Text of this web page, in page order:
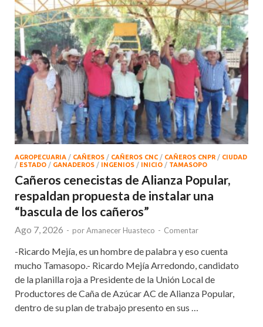
AGROPECUARIA / CAÑEROS / CAÑEROS CNC / CAÑEROS CNPR / CIUDAD
/ ESTADO / GANADEROS / INGENIOS / INICIO / TAMASOPO
Cañeros cenecistas de Alianza Popular,
respaldan propuesta de instalar una
“bascula de los cañeros”
Ago 7, 2026 - porAmanecer Huasteco - Comentar
-Ricardo Mejía, es un hombre de palabra y eso cuenta
mucho Tamasopo.- Ricardo Mejía Arredondo, candidato
de la planilla roja a Presidente de la Unión Local de
Productores de Caña de Azúcar AC de Alianza Popular,
dentro de su plan de trabajo presento en sus …